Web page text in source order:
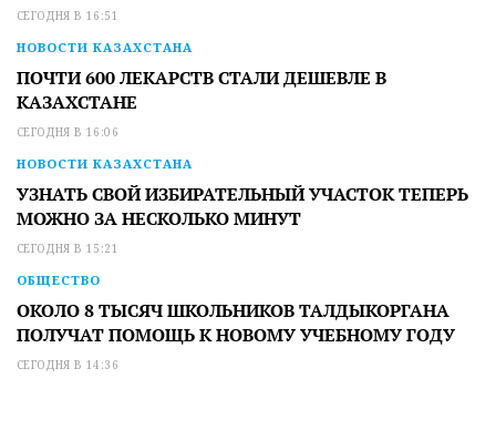
СЕГОДНЯ В 16:51
НОВОСТИ КАЗАХСТАНА
ПОЧТИ 600 ЛЕКАРСТВ СТАЛИ ДЕШЕВЛЕ В
КАЗАХСТАНЕ
СЕГОДНЯ В 16:06
НОВОСТИ КАЗАХСТАНА
УЗНАТЬ СВОЙ ИЗБИРАТЕЛЬНЫЙ УЧАСТОК ТЕПЕРЬ
МОЖНО ЗА НЕСКОЛЬКО МИНУТ
СЕГОДНЯ В 15:21
ОБЩЕСТВО
ОКОЛО 8 ТЫСЯЧ ШКОЛЬНИКОВ ТАЛДЫКОРГАНА
ПОЛУЧАТ ПОМОЩЬ К НОВОМУ УЧЕБНОМУ ГОДУ
СЕГОДНЯ В 14:36